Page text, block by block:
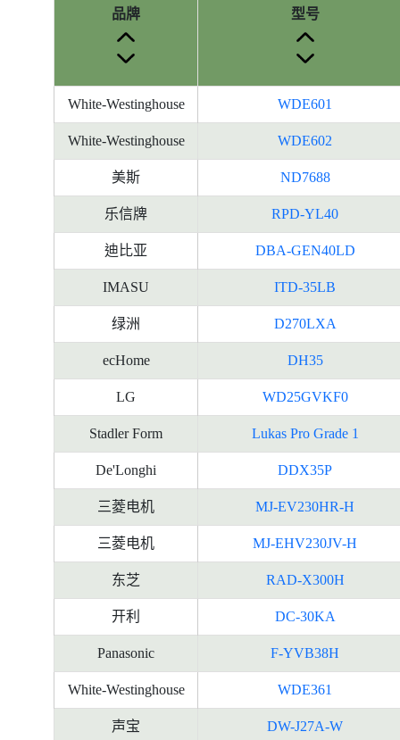
品牌 型号
White-Westinghouse WDE601
White-Westinghouse WDE602
美斯 ND7688
乐信牌 RPD-YL40
迪比亚 DBA-GEN40LD
IMASU ITD-35LB
绿洲 D270LXA
ecHome DH35
LG WD25GVKF0
Stadler Form Lukas Pro Grade 1
De'Longhi DDX35P
三菱电机 MJ-EV230HR-H
三菱电机 MJ-EHV230JV-H
东芝 RAD-X300H
开利 DC-30KA
Panasonic F-YVB38H
White-Westinghouse WDE361
声宝 DW-J27A-W